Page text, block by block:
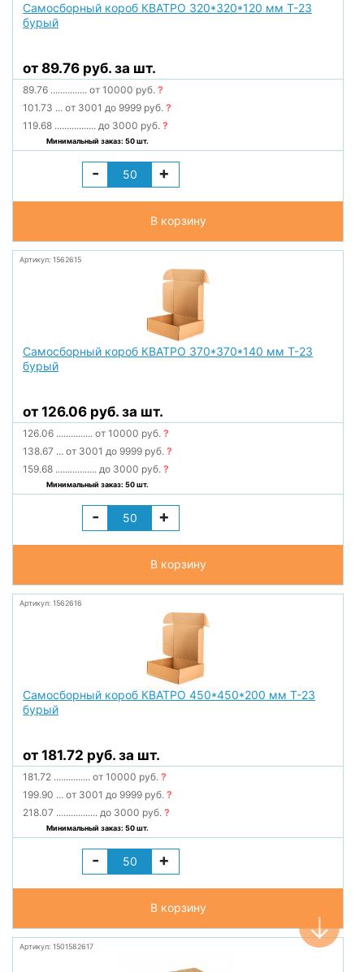
Самосборный короб КВАТРО 320*320*120 мм Т-23
бурый
от 89.76 руб. за шт.
89.76 ............... от 10000 руб.?
101.73 ... от 3001 до 9999 руб.?
119.68 ................. до 3000 руб.?
Минимальный заказ: 50 шт.
- +
В корзину
Артикул: 1562615
Самосборный короб КВАТРО 370*370*140 мм Т-23
бурый
от 126.06 руб. за шт.
126.06 ............... от 10000 руб.?
138.67 ... от 3001 до 9999 руб.?
159.68 ................. до 3000 руб.?
Минимальный заказ: 50 шт.
- +
В корзину
Артикул: 1562616
Самосборный короб КВАТРО 450*450*200 мм Т-23
бурый
от 181.72 руб. за шт.
181.72 ............... от 10000 руб.?
199.90 ... от 3001 до 9999 руб.?
218.07 ................. до 3000 руб.?
Минимальный заказ: 50 шт.
- +
В корзину
Артикул: 1501582617